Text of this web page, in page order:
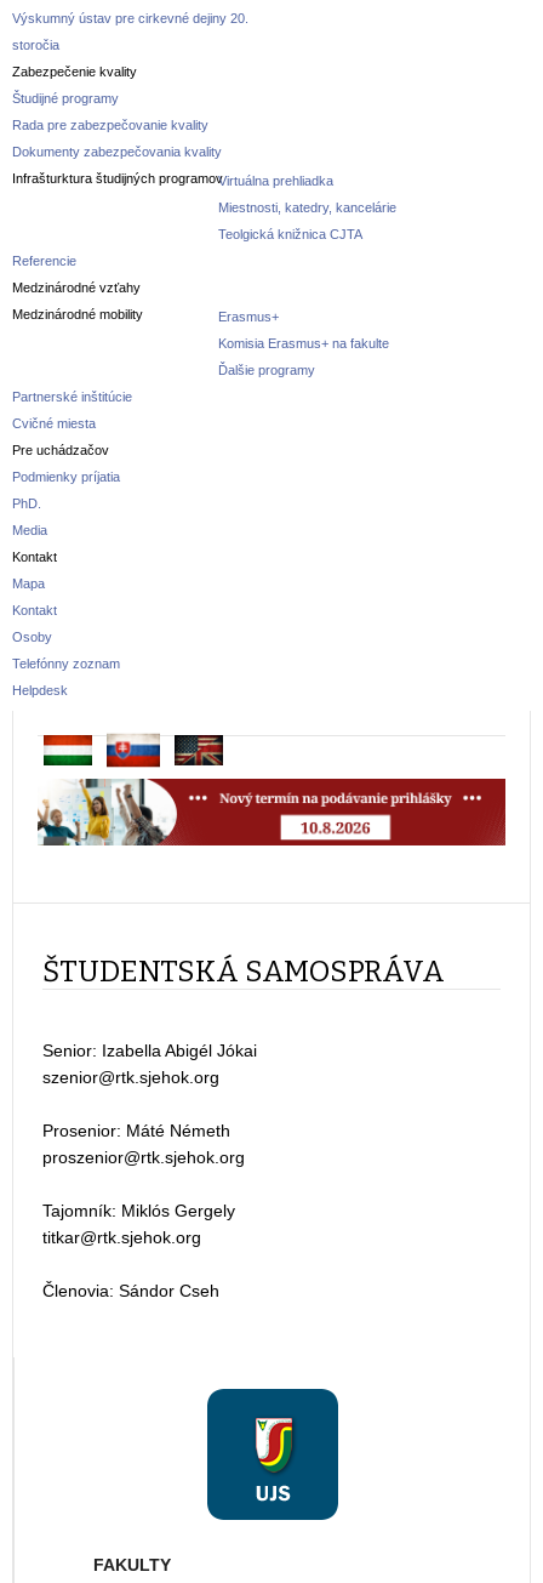
Výskumný ústav pre cirkevné dejiny 20.
storočia
Zabezpečenie kvality
Študijné programy
Rada pre zabezpečovanie kvality
Dokumenty zabezpečovania kvality
Infrašturktura študijných programovVirtuálna prehliadka
Miestnosti, katedry, kancelárie
Teolgická knižnica CJTA
Referencie
Medzinárodné vzťahy
Medzinárodné mobility
Erasmus+
Komisia Erasmus+ na fakulte
Ďalšie programy
Partnerské inštitúcie
Cvičné miesta
Pre uchádzačov
Podmienky príjatia
PhD.
Media
Kontakt
Mapa
Kontakt
Osoby
Telefónny zoznam
Helpdesk
ŠTUDENTSKÁ SAMOSPRÁVA
Senior: Izabella Abigél Jókai
Prosenior: Máté Németh
Tajomník: Miklós Gergely
Členovia: Sándor Cseh
FAKULTY